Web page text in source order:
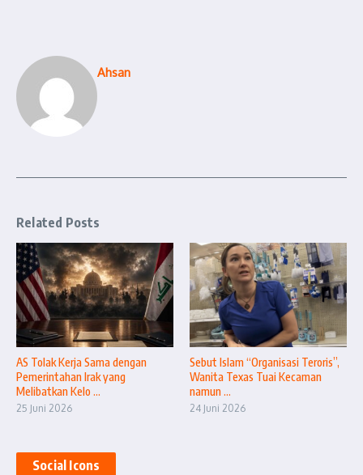
Ahsan
Related Posts
AS Tolak Kerja Sama dengan
Pemerintahan Irak yang
Melibatkan Kelo ...
25 Juni 2026
Sebut Islam “Organisasi Teroris”,
Wanita Texas Tuai Kecaman
namun ...
24 Juni 2026
Social Icons